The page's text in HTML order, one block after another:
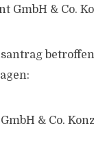
GmbH & Co.
& Co.